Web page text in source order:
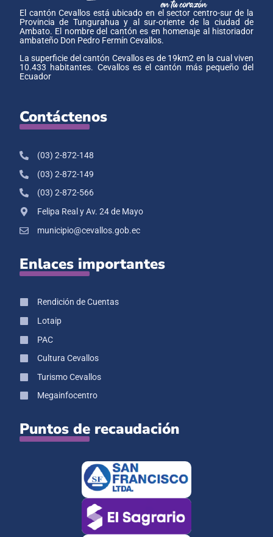
El cantón Cevallos está ubicado en el sector centro-sur de la
Provincia de Tungurahua y al sur-oriente de la ciudad de
Ambato. El nombre del cantón es en homenaje al historiador
ambateño Don Pedro Fermín Cevallos.
La superficie del cantón Cevallos es de 19km2 en la cual viven
10.433 habitantes. Cevallos es el cantón más pequeño del
Ecuador
Contáctenos
(03) 2-872-148
(03) 2-872-149
(03) 2-872-566
Felipa Real y Av. 24 de Mayo
municipio@cevallos.gob.ec
Enlaces importantes
Rendición de Cuentas
Lotaip
PAC
Cultura Cevallos
Turismo Cevallos
Megainfocentro
Puntos de recaudación